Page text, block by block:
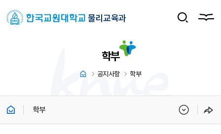
물리교육과
학부
공지사항 학부
학부